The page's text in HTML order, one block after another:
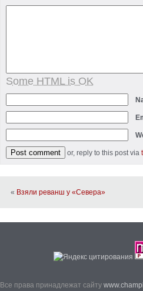
Some HTML is OK
or, reply to this post via
« Взяли реванш у «Севера»
Все права принадлежат сайту